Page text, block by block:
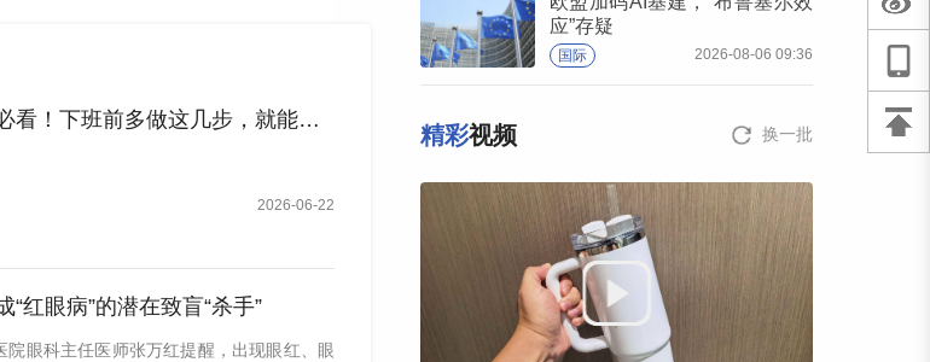
班前多做这几步，就能避开泄密风险！
2026-06-22
红眼病”的潜在致盲“杀手”
院眼科主任医师张万红提醒，出现眼红、眼
应”存疑
国际 2026-08-06 09:36
精彩视频 换一批